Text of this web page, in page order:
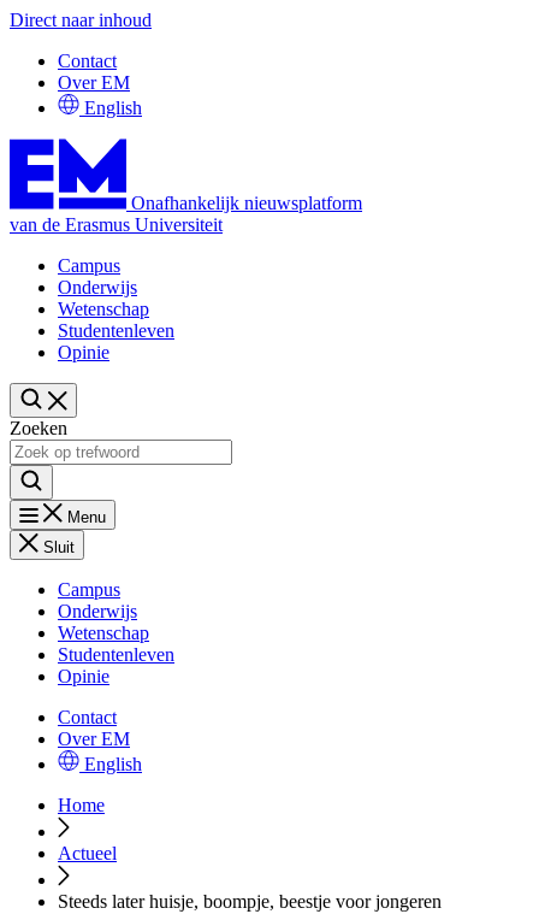
Direct naar inhoud
Contact
Over EM
English
Onafhankelijk nieuwsplatform
van de Erasmus Universiteit
Campus
Onderwijs
Wetenschap
Studentenleven
Opinie
Zoeken
Menu
Sluit
Campus
Onderwijs
Wetenschap
Studentenleven
Opinie
Contact
Over EM
English
Home
Actueel
Steeds later huisje, boompje, beestje voor jongeren